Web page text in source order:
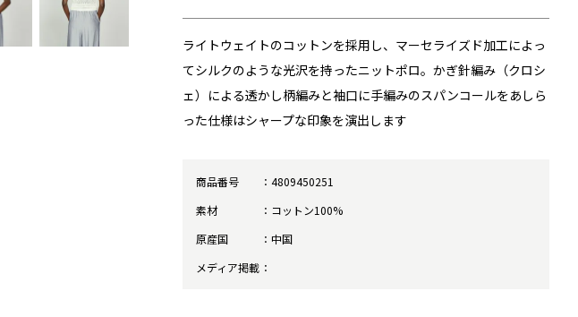
ライトウェイトのコットンを採用し、マーセライズド加工によっ
てシルクのような光沢を持ったニットポロ。かぎ針編み（クロシ
ェ）による透かし柄編みと袖口に手編みのスパンコールをあしら
った仕様はシャープな印象を演出します
商品番号
4809450251
素材
コットン100%
原産国
中国
メディア掲載